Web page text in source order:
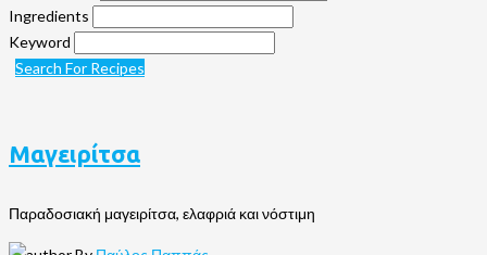
Ingredients
Keyword
Search For Recipes
Μαγειρίτσα
Παραδοσιακή μαγειρίτσα, ελαφριά και νόστιμη